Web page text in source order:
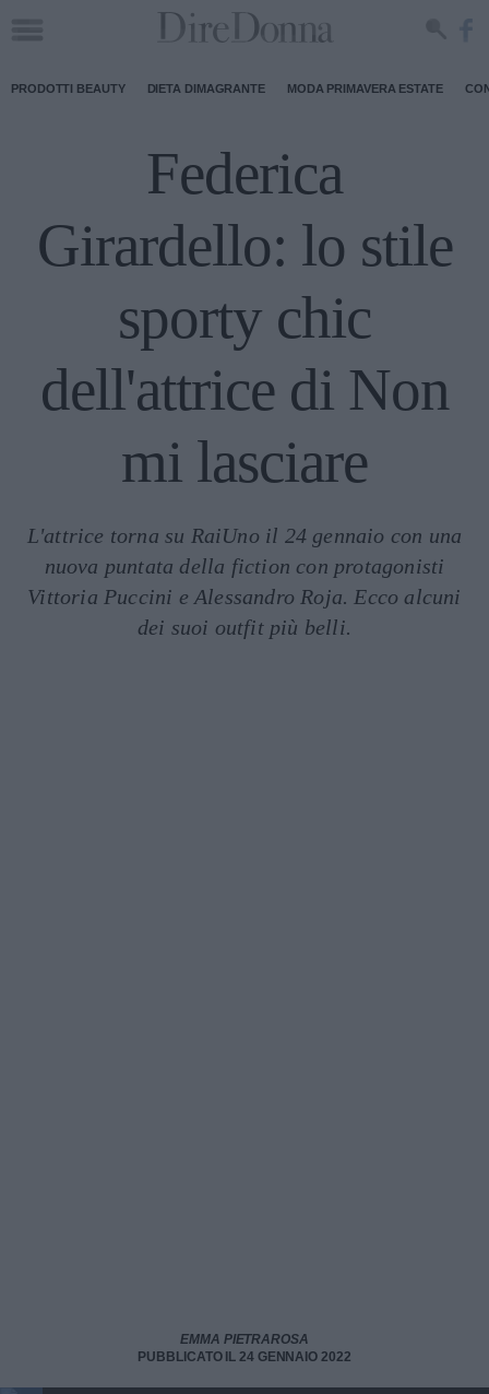
PRODOTTI BEAUTY DIETA DIMAGRANTE MODA PRIMAVERA ESTATE
Federica
Girardello: lo stile
sporty chic
dell'attrice di Non
mi lasciare
L'attrice torna su RaiUno il 24 gennaio con una
nuova puntata della fiction con protagonisti
Vittoria Puccini e Alessandro Roja. Ecco alcuni
dei suoi outfit più belli.
EMMA PIETRAROSA
PUBBLICATO IL 24 GENNAIO 2022